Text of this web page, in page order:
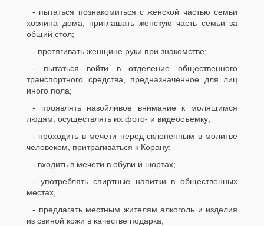
- пытаться познакомиться с женской частью семьи
хозяина дома, приглашать женскую часть семьи за
общий стол;
- протягивать женщине руки при знакомстве;
- пытаться войти в отделение общественного
транспортного средства, предназначенное для лиц
иного пола;
- проявлять назойливое внимание к молящимся
людям, осуществлять их фото- и видеосъемку;
- проходить в мечети перед склоненным в молитве
человеком, притрагиваться к Корану;
- входить в мечети в обуви и шортах;
- употреблять спиртные напитки в общественных
местах,
- предлагать местным жителям алкоголь и изделия
из свиной кожи в качестве подарка;